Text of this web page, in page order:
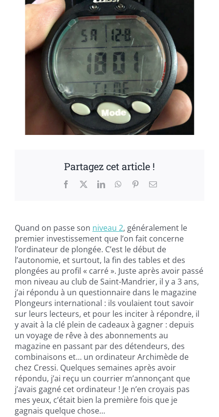
Partagez cet article !
Facebook LinkedInWhatsApp
PinterestEmail
Quand on passe son niveau 2, généralement le
premier investissement que l’on fait concerne
l’ordinateur de plongée. C’est le début de
l’autonomie, et surtout, la fin des tables et des
plongées au profil « carré ». Juste après avoir passé
mon niveau au club de Saint-Mandrier, il y a 3 ans,
j’ai répondu à un questionnaire dans le magazine
Plongeurs international : ils voulaient tout savoir
sur leurs lecteurs, et pour les inciter à répondre, il
y avait à la clé plein de cadeaux à gagner : depuis
un voyage de rêve à des abonnements au
magazine en passant par des détendeurs, des
combinaisons et… un ordinateur Archimède de
chez Cressi. Quelques semaines après avoir
répondu, j’ai reçu un courrier m’annonçant que
j’avais gagné cet ordinateur ! Je n’en croyais pas
mes yeux, c’était bien la première fois que je
gagnais quelque chose…